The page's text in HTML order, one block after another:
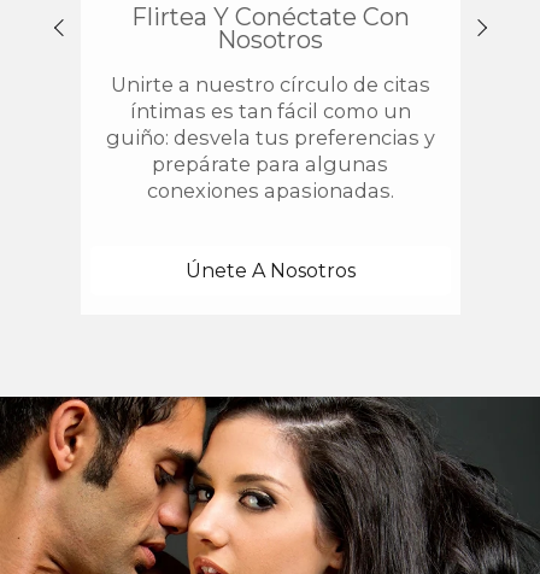
Flirtea Y Conéctate Con
Nosotros
Unirte a nuestro círculo de citas
íntimas es tan fácil como un
guiño: desvela tus preferencias y
prepárate para algunas
conexiones apasionadas.
Únete A Nosotros